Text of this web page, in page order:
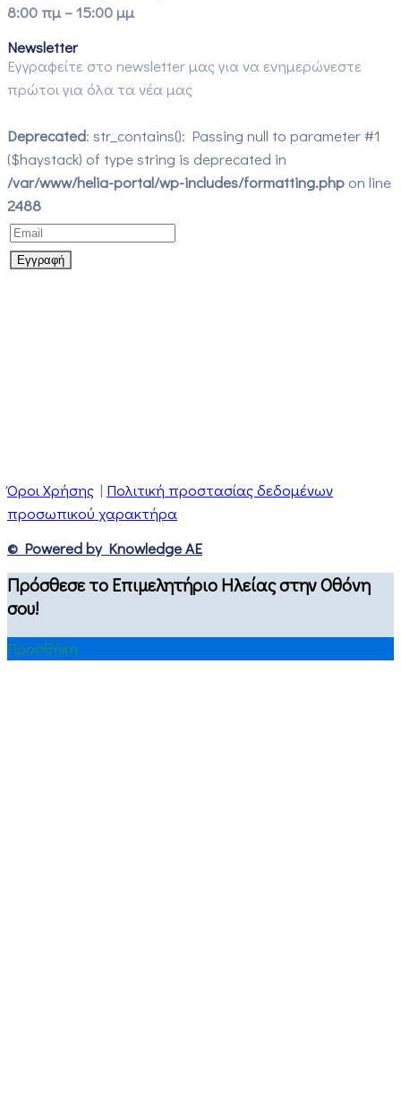
8:00 πμ – 15:00 μμ
Newsletter
Εγγραφείτε στο newsletter μας για να ενημερώνεστε
πρώτοι για όλα τα νέα μας
Deprecated: str_contains(): Passing null to parameter #1
($haystack) of type string is deprecated in
/var/www/helia-portal/wp-includes/formatting.php on line
2488
Όροι Χρήσης | Πολιτική προστασίας δεδομένων
προσωπικού χαρακτήρα
© Powered by Knowledge AE
Πρόσθεσε το Επιμελητήριο Ηλείας στην Οθόνη
σου!
Προσθήκη